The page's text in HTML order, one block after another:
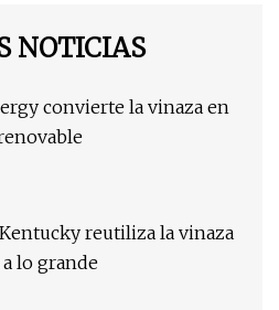
NOTICIAS
convierte la vinaza en
reutiliza la vinaza
lo grande